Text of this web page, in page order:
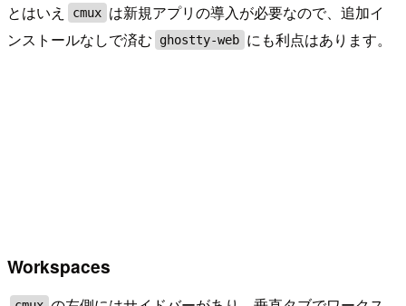
とはいえ
cmux は新規アプリの導入が必要なので、追加イ
ンストールなしで済む
ghostty-web にも利点はあります。
Workspaces